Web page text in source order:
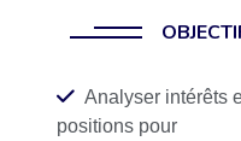
Analyser intérêts
positions pour